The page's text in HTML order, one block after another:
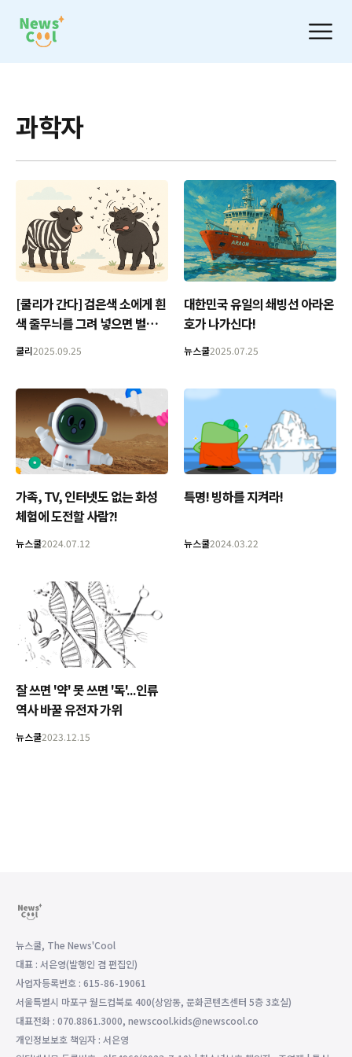
과학자
[쿨리가 간다] 검은색 소에게 흰
색 줄무늬를 그려 넣으면 벌어지
는 일
쿨리2025.09.25
대한민국 유일의 쇄빙선 아라온
호가 나가신다!
뉴스쿨2025.07.25
가족, TV, 인터넷도 없는 화성
체험에 도전할 사람?!
뉴스쿨2024.07.12
특명! 빙하를 지켜라!
뉴스쿨2024.03.22
잘 쓰면 '약' 못 쓰면 '독'...인류
역사 바꿀 유전자 가위
뉴스쿨2023.12.15
뉴스쿨, The News'Cool
대표 : 서은영(발행인 겸 편집인)
사업자등록번호 : 615-86-19061
서울특별시 마포구 월드컵북로 400(상암동, 문화콘텐츠센터 5층 3호실)
대표전화 : 070.8861.3000, newscool.kids@newscool.co
개인정보보호 책임자 : 서은영